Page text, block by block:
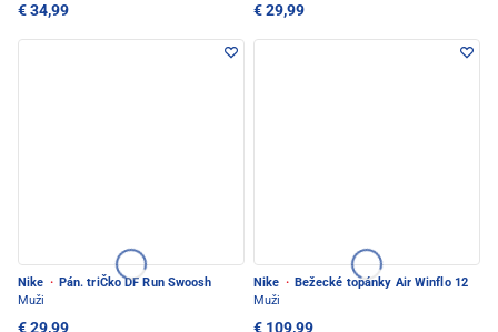
€ 34,99 € 29,99
Nike · Pán. triČko DF Run Swoosh
Muži
€ 29,99
Nike · Bežecké topánky Air Winflo 12
Muži
€ 109,99